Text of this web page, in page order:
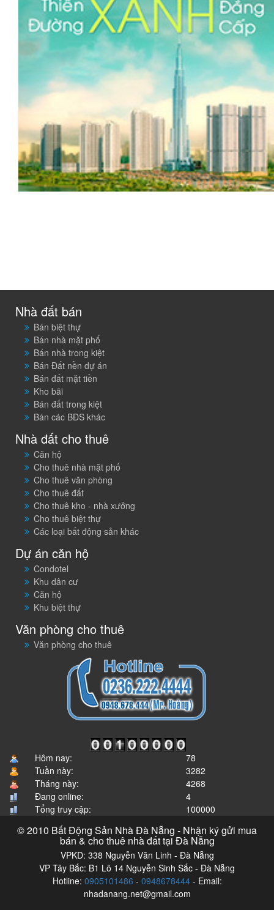
Nhà đất bán
Bán biệt thự
Bán nhà mặt phố
Bán nhà trong kiệt
Bán Đất nền dự án
Bán đất mặt tiền
Kho bãi
Bán đất trong kiệt
Bán các BĐS khác
Nhà đất cho thuê
Căn hộ
Cho thuê nhà mặt phố
Cho thuê văn phòng
Cho thuê đất
Cho thuê kho - nhà xưởng
Cho thuê biệt thự
Các loại bất động sản khác
Dự án căn hộ
Condotel
Khu dân cư
Căn hộ
Khu biệt thự
Văn phòng cho thuê
Văn phòng cho thuê
Hôm nay:
78
Tuần này:
3282
Tháng này:
4268
Đang online:
4
Tổng truy cập:
100000
© 2010 Bất Động Sản Nhà Đà Nẵng - Nhận ký gửi mua
bán & cho thuê nhà đất tại Đà Nẵng
VPKD: 338 Nguyễn Văn Linh - Đà Nẵng
VP Tây Bắc: B1 Lô 14 Nguyễn Sinh Sắc - Đà Nẵng
Hotline: 0905101486 - 0948678444- Email:
nhadanang.net@gmail.com